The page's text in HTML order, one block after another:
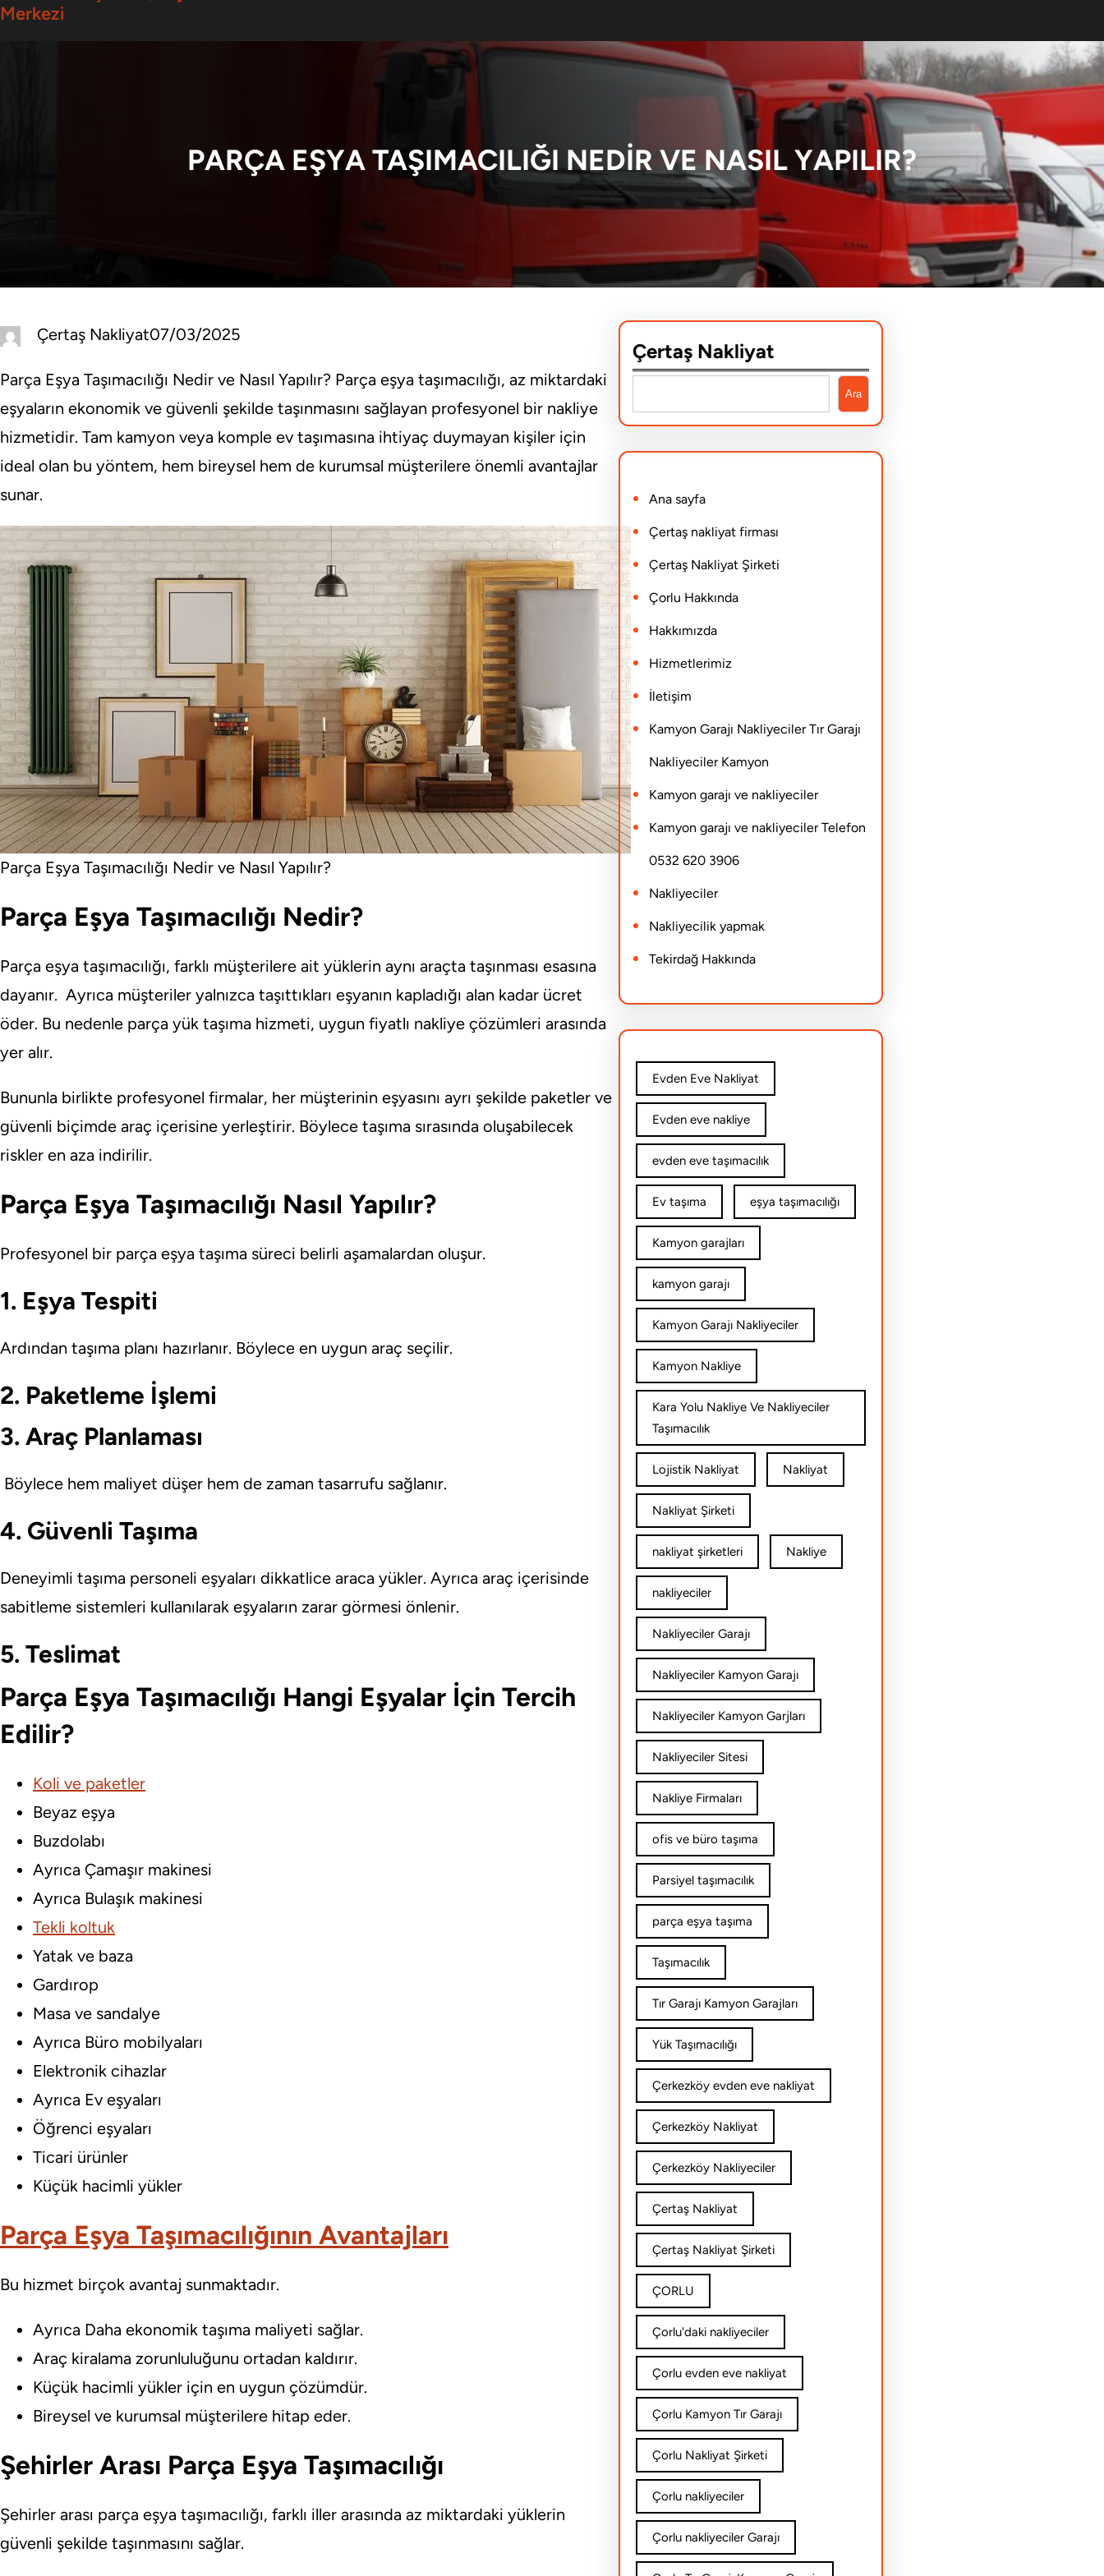
Merkezi
PARÇA EŞYA TAŞIMACILIĞI NEDIR VE NASIL YAPILIR?
Çertaş Nakliyat07/03/2025
Parça Eşya Taşımacılığı Nedir ve Nasıl Yapılır? Parça eşya taşımacılığı, az miktardaki
eşyaların ekonomik ve güvenli şekilde taşınmasını sağlayan profesyonel bir nakliye
hizmetidir. Tam kamyon veya komple ev taşımasına ihtiyaç duymayan kişiler için
ideal olan bu yöntem, hem bireysel hem de kurumsal müşterilere önemli avantajlar
sunar.
Parça Eşya Taşımacılığı Nedir ve Nasıl Yapılır?
Parça Eşya Taşımacılığı Nedir?
Parça eşya taşımacılığı, farklı müşterilere ait yüklerin aynı araçta taşınması esasına
dayanır. Ayrıca müşteriler yalnızca taşıttıkları eşyanın kapladığı alan kadar ücret
öder. Bu nedenle parça yük taşıma hizmeti, uygun fiyatlı nakliye çözümleri arasında
yer alır.
Bununla birlikte profesyonel firmalar, her müşterinin eşyasını ayrı şekilde paketler ve
güvenli biçimde araç içerisine yerleştirir. Böylece taşıma sırasında oluşabilecek
riskler en aza indirilir.
Parça Eşya Taşımacılığı Nasıl Yapılır?
Profesyonel bir parça eşya taşıma süreci belirli aşamalardan oluşur.
1. Eşya Tespiti
Ardından taşıma planı hazırlanır. Böylece en uygun araç seçilir.
2. Paketleme İşlemi
3. Araç Planlaması
Böylece hem maliyet düşer hem de zaman tasarrufu sağlanır.
4. Güvenli Taşıma
Deneyimli taşıma personeli eşyaları dikkatlice araca yükler. Ayrıca araç içerisinde
sabitleme sistemleri kullanılarak eşyaların zarar görmesi önlenir.
5. Teslimat
Parça Eşya Taşımacılığı Hangi Eşyalar İçin Tercih
Edilir?
Koli ve paketler
Beyaz eşya
Buzdolabı
Ayrıca Çamaşır makinesi
Ayrıca Bulaşık makinesi
Tekli koltuk
Yatak ve baza
Gardırop
Masa ve sandalye
Ayrıca Büro mobilyaları
Elektronik cihazlar
Ayrıca Ev eşyaları
Öğrenci eşyaları
Ticari ürünler
Küçük hacimli yükler
Parça Eşya Taşımacılığının Avantajları
Bu hizmet birçok avantaj sunmaktadır.
Ayrıca Daha ekonomik taşıma maliyeti sağlar.
Araç kiralama zorunluluğunu ortadan kaldırır.
Küçük hacimli yükler için en uygun çözümdür.
Bireysel ve kurumsal müşterilere hitap eder.
Şehirler Arası Parça Eşya Taşımacılığı
Şehirler arası parça eşya taşımacılığı, farklı iller arasında az miktardaki yüklerin
güvenli şekilde taşınmasını sağlar.
Çertaş Nakliyat
e
a
c
h
Ara
Ana sayfa
Çertaş nakliyat firması
Çertaş Nakliyat Şirketi
Çorlu Hakkında
Hakkımızda
Hizmetlerimiz
İletişim
Kamyon Garajı Nakliyeciler Tır Garajı
Nakliyeciler Kamyon
Kamyon garajı ve nakliyeciler
Kamyon garajı ve nakliyeciler Telefon
0532 620 3906
Nakliyeciler
Nakliyecilik yapmak
Tekirdağ Hakkında
Evden Eve Nakliyat
Evden eve nakliye
evden eve taşımacılık
Ev taşıma eşya taşımacılığı
Kamyon garajları
kamyon garajı
Kamyon Garajı Nakliyeciler
Kamyon Nakliye
Kara Yolu Nakliye Ve Nakliyeciler
Taşımacılık
Lojistik Nakliyat Nakliyat
Nakliyat Şirketi
nakliyat şirketleri Nakliye
nakliyeciler
Nakliyeciler Garajı
Nakliyeciler Kamyon Garajı
Nakliyeciler Kamyon Garjları
Nakliyeciler Sitesi
Nakliye Firmaları
ofis ve büro taşıma
Parsiyel taşımacılık
parça eşya taşıma
Taşımacılık
Tır Garajı Kamyon Garajları
Yük Taşımacılığı
Çerkezköy evden eve nakliyat
Çerkezköy Nakliyat
Çerkezköy Nakliyeciler
Çertaş Nakliyat
Çertaş Nakliyat Şirketi
ÇORLU
Çorlu'daki nakliyeciler
Çorlu evden eve nakliyat
Çorlu Kamyon Tır Garajı
Çorlu Nakliyat Şirketi
Çorlu nakliyeciler
Çorlu nakliyeciler Garajı